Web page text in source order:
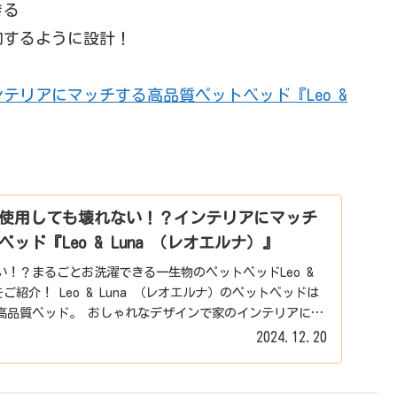
るように設計！
リアにマッチする高品質ペットベッド『Leo &
用しても壊れない！？インテリアにマッチ
ッド『Leo & Luna （レオエルナ）』
！？まるごとお洗濯できる一生物のペットベッドLeo &
紹介！ Leo & Luna （レオエルナ）のペットベッドは
品質ベッド。 おしゃれなデザインで家のインテリアにも
2024.12.20